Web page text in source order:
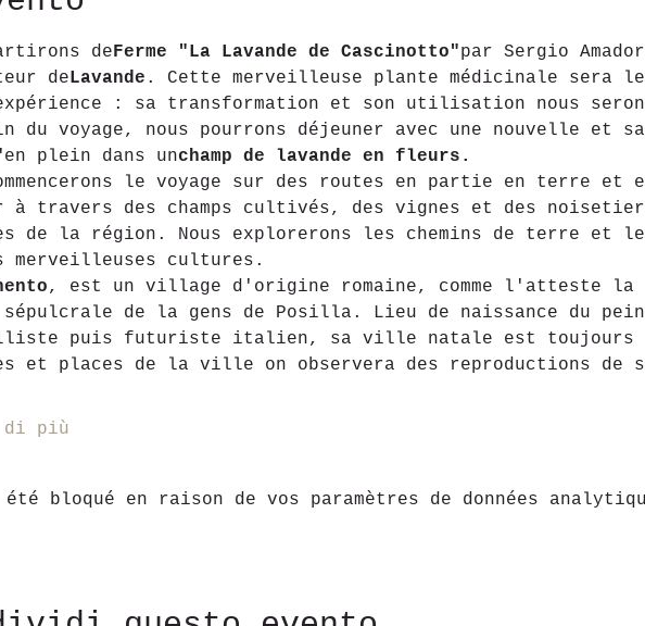
deFerme "La Lavande de Cascinotto"par Sergio
deLavande . Cette merveilleuse plante médicinale sera
: sa transformation et son utilisation nous
du voyage, nous pourrons déjeuner avec une nouvelle et
en plein dans unchamp de lavande en fleurs.
le voyage sur des routes en partie en terre et
à travers des champs cultivés, des vignes et des
de la région. Nous explorerons les chemins de terre et
merveilleuses cultures.
, est un village d'origine romaine, comme l'atteste la
de la gens de Posilla. Lieu de naissance du
puis futuriste italien, sa ville natale est toujours
et places de la ville on observera des reproductions de
di più
été bloqué en raison de vos paramètres de données